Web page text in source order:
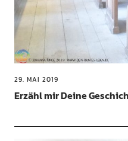
29. MAI 2019
Erzähl mir Deine